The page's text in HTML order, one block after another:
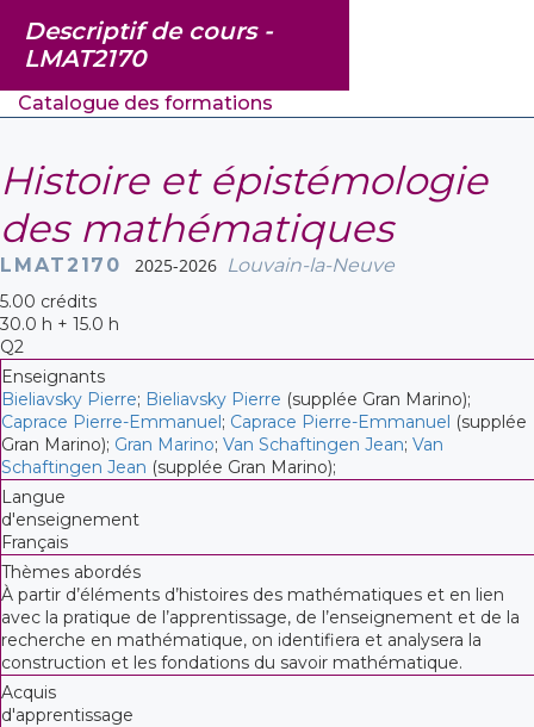
Descriptif de cours -
LMAT2170
Catalogue des formations
Histoire et épistémologie
des mathématiques
LMAT2170 2025-2026 Louvain-la-Neuve
5.00 crédits
30.0 h + 15.0 h
Q2
Enseignants
Bieliavsky Pierre; Bieliavsky Pierre (supplée Gran Marino);
Caprace Pierre-Emmanuel; Caprace Pierre-Emmanuel (supplée
Gran Marino); Gran Marino; Van Schaftingen Jean; Van
Schaftingen Jean (supplée Gran Marino);
Langue
d'enseignement
Français
Thèmes abordés
À partir d’éléments d’histoires des mathématiques et en lien
avec la pratique de l’apprentissage, de l’enseignement et de la
recherche en mathématique, on identifiera et analysera la
construction et les fondations du savoir mathématique.
Acquis
d'apprentissage